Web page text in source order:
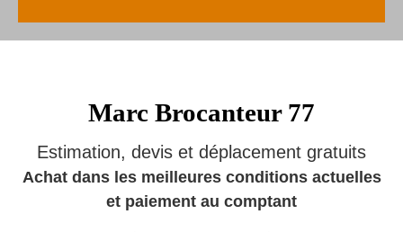
Marc Brocanteur 77
Estimation, devis et déplacement gratuits
Achat dans les meilleures conditions actuelles
et paiement au comptant